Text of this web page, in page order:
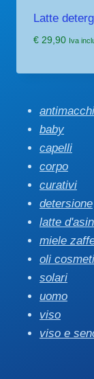
Latte
€29,90 Iva
baby
capelli
corpo
curativi
detersione
latte
miele
oli
solari
uomo
viso
viso e